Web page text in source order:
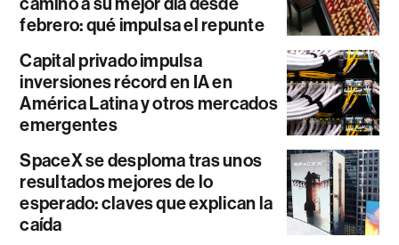
febrero: qué impulsa el repunte
Capital privado impulsa
inversiones récord en IA en
América Latina y otros mercados
emergentes
SpaceX se desploma tras unos
resultados mejores de lo
esperado: claves que explican la
caída